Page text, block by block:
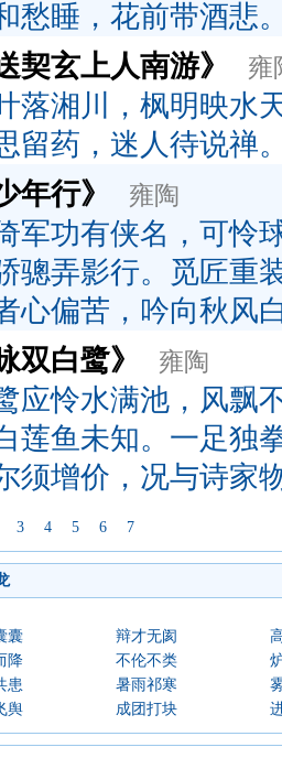
愁睡，花前带酒悲
契玄上人南游》
雍
落湘川，枫明映水
留药，迷人待说禅
年行》
雍陶
军功有侠名，可怜
骢弄影行。觅匠重
心偏苦，吟向秋风
双白鹭》
雍陶
应怜水满池，风飘
莲鱼未知。一足独
须增价，况与诗家
3 4 5 6 7
囊 辩才无阂
降
不伦不类
患
暑雨祁寒
舆
成团打块